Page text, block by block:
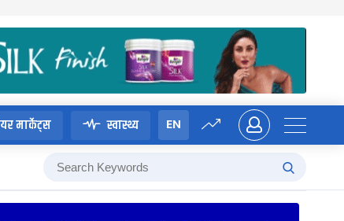
मार्केट्स स्वास्थ्य EN